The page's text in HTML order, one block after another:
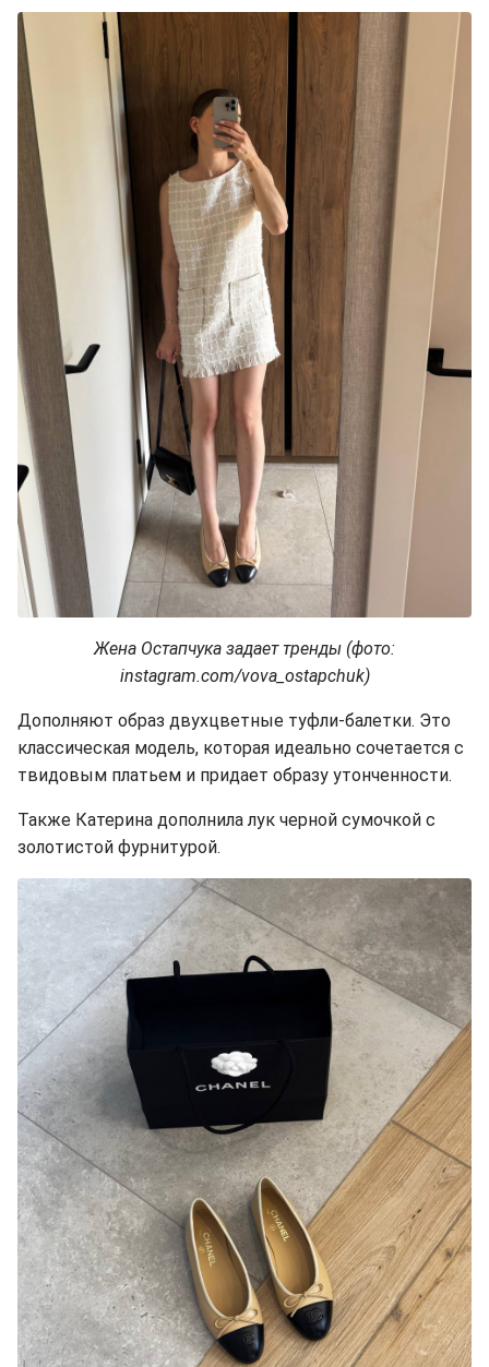
Жена Остапчука задает тренды (фото:
instagram.com/vova_ostapchuk)
Дополняют образ двухцветные туфли-балетки. Это
классическая модель, которая идеально сочетается с
твидовым платьем и придает образу утонченности.
Также Катерина дополнила лук черной сумочкой с
золотистой фурнитурой.